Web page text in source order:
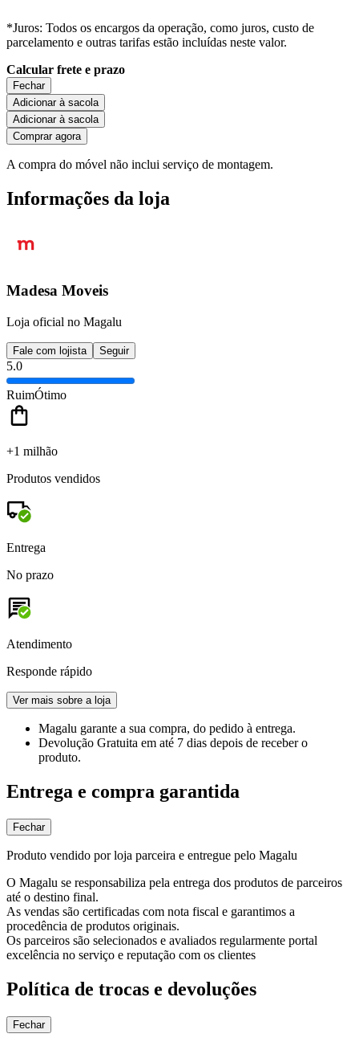
*Juros: Todos os encargos da operação, como juros, custo de
parcelamento e outras tarifas estão incluídas neste valor.
Calcular frete e prazo
Fechar
Adicionar à sacola
Adicionar à sacola
Comprar agora
A compra do móvel não inclui serviço de montagem.
Informações da loja
Madesa Moveis
Loja oficial no Magalu
Fale com lojista Seguir
5.0
RuimÓtimo
+1 milhão
Produtos vendidos
Entrega
No prazo
Atendimento
Responde rápido
Ver mais sobre a loja
Magalu garante a sua compra, do pedido à entrega.
Devolução Gratuita em até 7 dias depois de receber o
produto.
Entrega e compra garantida
Fechar
Produto vendido por loja parceira e entregue pelo Magalu
O Magalu se responsabiliza pela entrega dos produtos de parceiros
até o destino final.
As vendas são certificadas com nota fiscal e garantimos a
procedência de produtos originais.
Os parceiros são selecionados e avaliados regularmente portal
excelência no serviço e reputação com os clientes
Política de trocas e devoluções
Fechar